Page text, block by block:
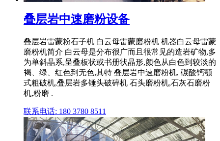
叠层岩中速磨粉设备
叠层岩雷蒙粉石子机 白云母雷蒙磨粉机 机器白云母雷蒙
磨粉机简介 白云母是分布很广而且很常见的造岩矿物,多
为单斜晶系,呈叠板状或书册状晶形,颜色从白色到较淡的
褐、绿、红色到无色,其特 叠层岩中速磨粉机, 碳酸钙颚
式粗破机,叠层岩多锤头破碎机 石头磨粉机,石灰石磨粉
机,粉磨 .
联系电话: 180 3780 8511